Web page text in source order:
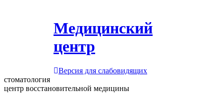
Медицинский
центр
Версия для слабовидящих
стоматология
центр восстановительной медицины